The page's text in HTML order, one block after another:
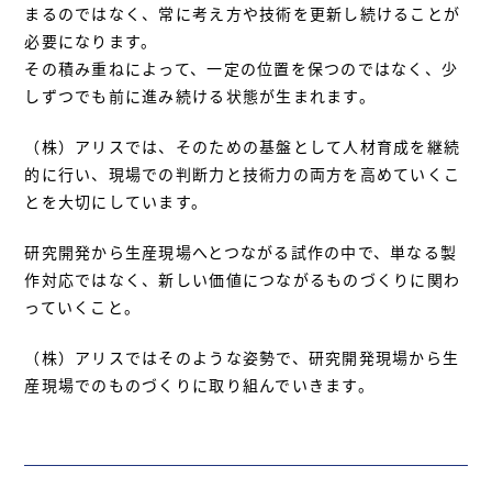
まるのではなく、常に考え方や技術を更新し続けることが
必要になります。
その積み重ねによって、一定の位置を保つのではなく、少
しずつでも前に進み続ける状態が生まれます。
（株）アリスでは、そのための基盤として人材育成を継続
的に行い、現場での判断力と技術力の両方を高めていくこ
とを大切にしています。
研究開発から生産現場へとつながる試作の中で、単なる製
作対応ではなく、新しい価値につながるものづくりに関わ
っていくこと。
（株）アリスではそのような姿勢で、研究開発現場から生
産現場でのものづくりに取り組んでいきます。